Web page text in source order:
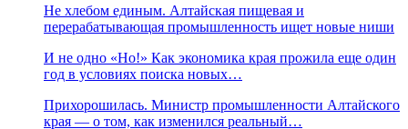
Не хлебом единым. Алтайская пищевая и
перерабатывающая промышленность ищет новые ниши
И не одно «Но!» Как экономика края прожила еще один
год в условиях поиска новых…
Прихорошилась. Министр промышленности Алтайского
края — о том, как изменился реальный…